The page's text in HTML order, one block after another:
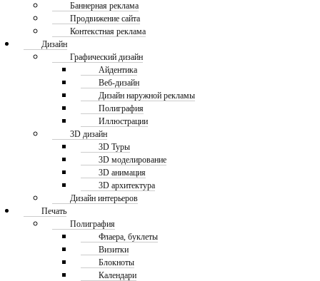
Баннерная реклама
Продвижение сайта
Контекстная реклама
Дизайн
Графический дизайн
Айдентика
Веб-дизайн
Дизайн наружной рекламы
Полиграфия
Иллюстрации
3D дизайн
3D Туры
3D моделирование
3D анимация
3D архитектура
Дизайн интерьеров
Печать
Полиграфия
Флаера, буклеты
Визитки
Блокноты
Календари